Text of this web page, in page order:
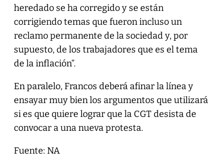
heredado se ha corregido y se están
corrigiendo temas que fueron incluso un
reclamo permanente de la sociedad y, por
supuesto, de los trabajadores que es el tema
de la inflación”.
En paralelo, Francos deberá afinar la línea y
ensayar muy bien los argumentos que utilizará
si es que quiere lograr que la CGT desista de
convocar a una nueva protesta.
Fuente: NA